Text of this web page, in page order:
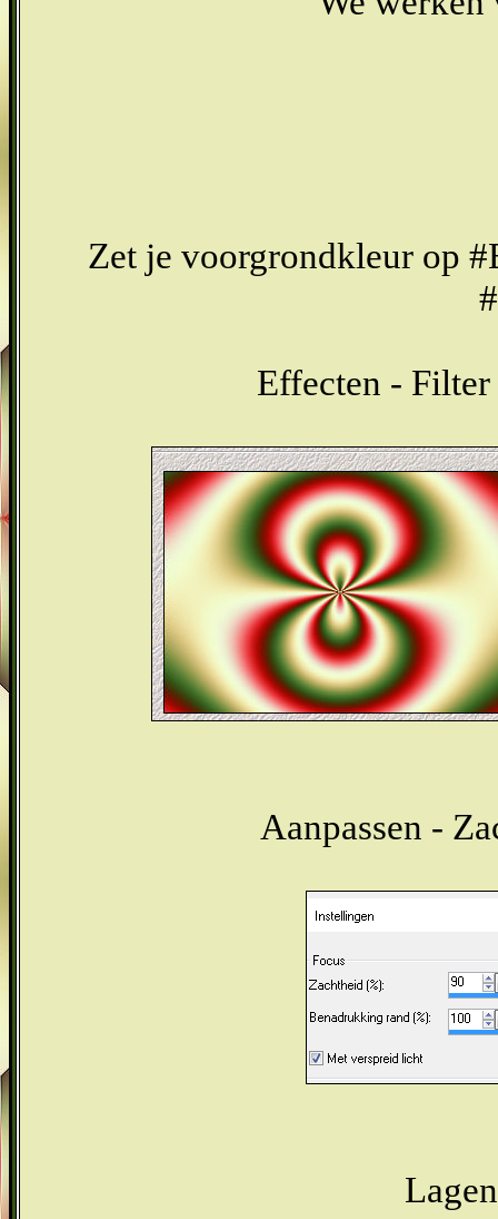
Zet je voorgrondkleur op
Effecten -
Aanpassen -